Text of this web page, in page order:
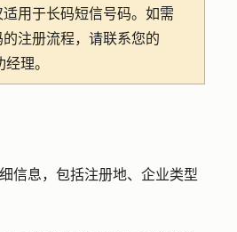
适用于长码短信号码。如需
注册流程，请联系您的
理。
信息，包括注册地、企业类型